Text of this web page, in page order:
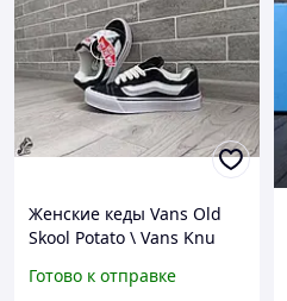
Женские кеды Vans Old
Skool Potato \ Vans Knu
Готово к отправке